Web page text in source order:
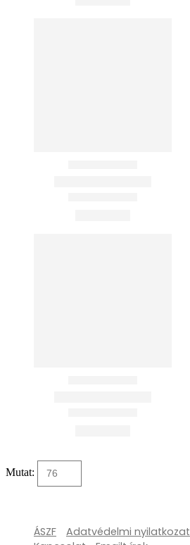
Mutat:
ÁSZF Adatvédelmi nyilatkozat